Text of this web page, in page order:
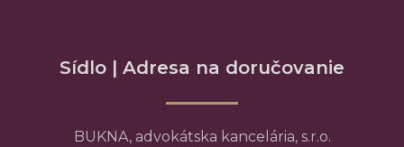
Sídlo | Adresa na doručovanie
BUKNA, advokátska kancelária, s.r.o.